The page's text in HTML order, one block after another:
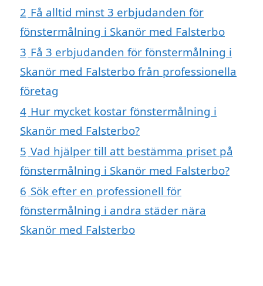
2 Få alltid minst 3 erbjudanden för
fönstermålning i Skanör med Falsterbo
3 Få 3 erbjudanden för fönstermålning i
Skanör med Falsterbo från professionella
företag
4 Hur mycket kostar fönstermålning i
Skanör med Falsterbo?
5 Vad hjälper till att bestämma priset på
fönstermålning i Skanör med Falsterbo?
6 Sök efter en professionell för
fönstermålning i andra städer nära
Skanör med Falsterbo